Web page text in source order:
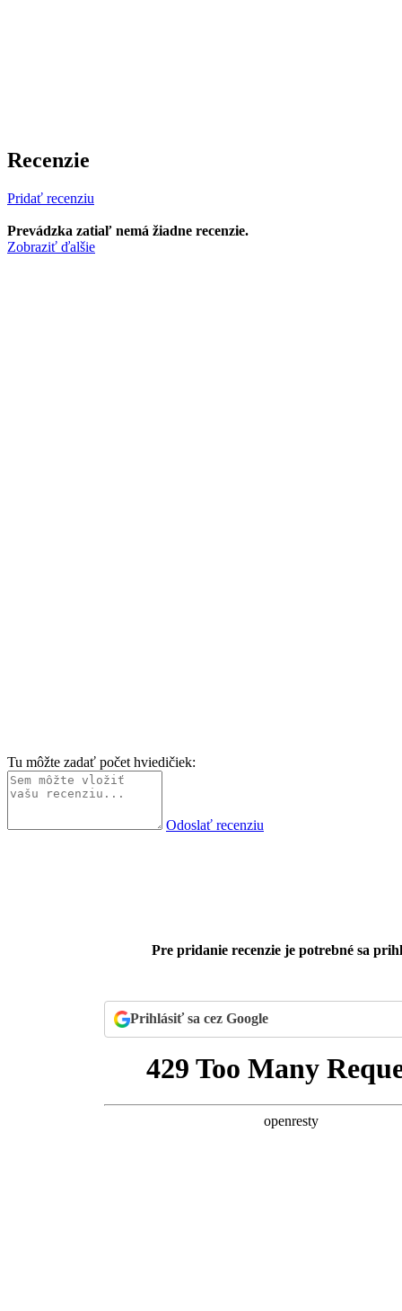
Recenzie
Pridať recenziu
Prevádzka zatiaľ nemá žiadne recenzie.
Zobraziť ďalšie
Tu môžte zadať počet hviedičiek:
Odoslať recenziu
Pre pridanie recenzie je potrebné sa
Prihlásiť sa cez Google